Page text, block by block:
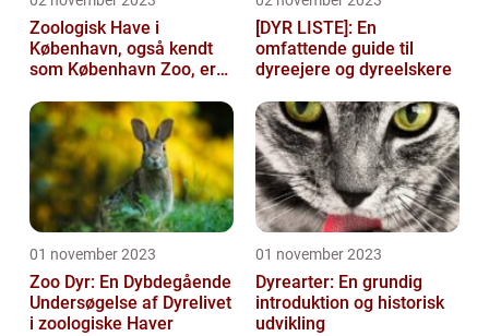
Zoologisk Have i
København, også kendt
som København Zoo, er
og mest populære ...
[DYR LISTE]: En
omfattende guide til
dyreejere og dyreelskere
01 november 2023
Zoo Dyr: En Dybdegående
Undersøgelse af Dyrelivet
i zoologiske Haver
01 november 2023
Dyrearter: En grundig
introduktion og historisk
udvikling